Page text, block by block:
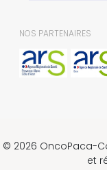
NOS PARTENAIRES
© 2026 OncoPaca-
et